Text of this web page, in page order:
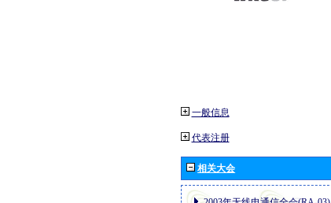
一般信息
代表注册
相关大会